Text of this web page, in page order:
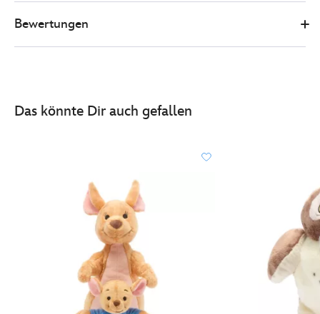
Bewertungen
Das könnte Dir auch gefallen